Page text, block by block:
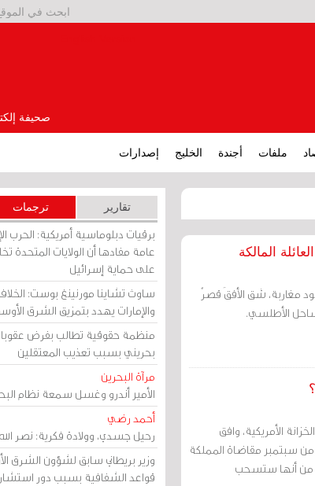
صحيفة
ملفات أجندة الخليج إصدارات
المالكة
مغاربة، شق الأفقَ قصرٌ
الأطلسي.
الأمريكية، وافق
سبتمبر مقاضاة المملكة
من أنها ستسحب
تقارير ترجمات
برقيات دبلوماسية أمريكية: الحرب
عامة مفادها أن الولايات المتحدة
على حماية إسرائيل
ساوث تشاينا مورنينغ بوست:
والإمارات يهدد بتمزيق الشرق
منظمة حقوقية تطالب بفرض
بحريني بسبب تعذيب المعتقلين
مرآة البحرين
الأمير أندرو وغسل سمعة نظام
أحمد رضي
رحيل جسدي، وولادة فكرية: نصر
وزير بريطاني سابق لشؤون الشرق
قواعد الشفافية بسبب دور